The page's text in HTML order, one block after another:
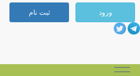
ورود ثبت نام